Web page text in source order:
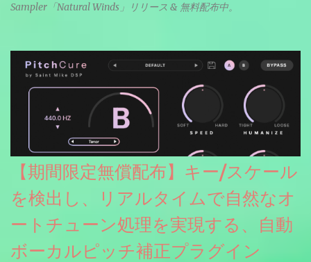
Sampler「Natural Winds」リリース & 無料配布中。
【期間限定無償配布】キー/スケール
を検出し、リアルタイムで自然なオ
ートチューン処理を実現する、自動
ボーカルピッチ補正プラグイン